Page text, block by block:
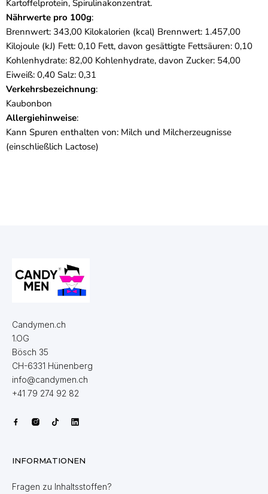
Kartoffelprotein, Spirulinakonzentrat.
Nährwerte pro 100g:
Brennwert: 343,00 Kilokalorien (kcal) Brennwert: 1.457,00
Kilojoule (kJ) Fett: 0,10 Fett, davon gesättigte Fettsäuren: 0,10
Kohlenhydrate: 82,00 Kohlenhydrate, davon Zucker: 54,00
Eiweiß: 0,40 Salz: 0,31
Verkehrsbezeichnung:
Kaubonbon
Allergiehinweise:
Kann Spuren enthalten von: Milch und Milcherzeugnisse
(einschließlich Lactose)
Candymen.ch
1.OG
Bösch 35
CH-6331 Hünenberg
info@candymen.ch
+41 79 274 92 82
INFORMATIONEN
Fragen zu Inhaltsstoffen?